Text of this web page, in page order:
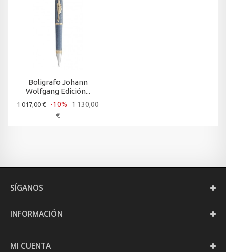
Boligrafo Johann
Wolfgang Edición...
1 017,00 € -10%
1 130,00
€
SÍGANOS
INFORMACIÓN
MI CUENTA